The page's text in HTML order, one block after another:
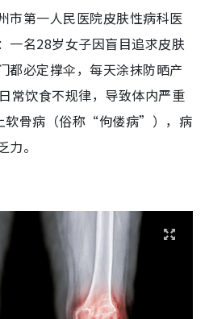
市第一人民医院皮肤性病科医
一名28岁女子因盲目追求皮肤
都必定撑伞，每天涂抹防晒产
常饮食不规律，导致体内严重
软骨病（俗称“佝偻病”），病
。